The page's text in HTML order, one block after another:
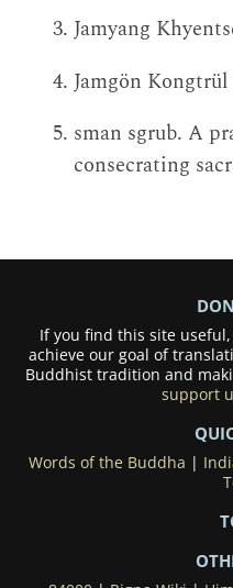
Jamyang
Jamgön
sman sgrub. A
consecrating
If you find this site
achieve our goal of
Buddhist tradition and
support
Words of the Buddha |